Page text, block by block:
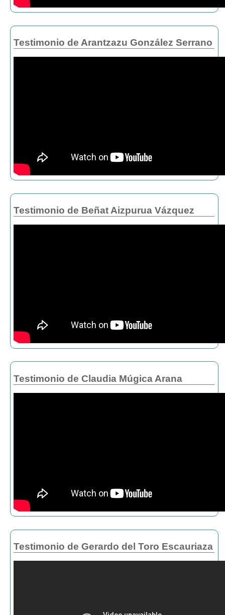
Testimonio de Arantzazu González Serrano
Testimonio de Beñat Aizpurua Vázquez
Testimonio de Claudia Múgica Arana
Testimonio de Gerardo del Toro Escauriaza